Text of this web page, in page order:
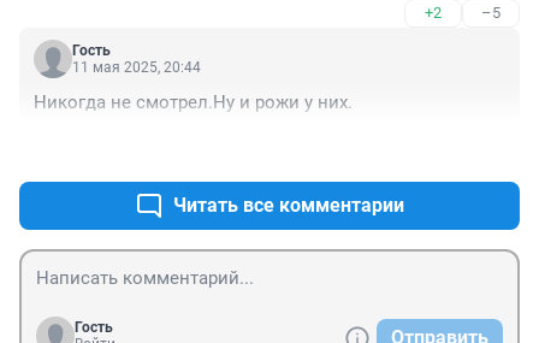
+2 –5
Гость
11 мая 2025, 20:44
Никогда не смотрел.Ну и рожи у них.
Читать все комментарии
Гость
Отправить